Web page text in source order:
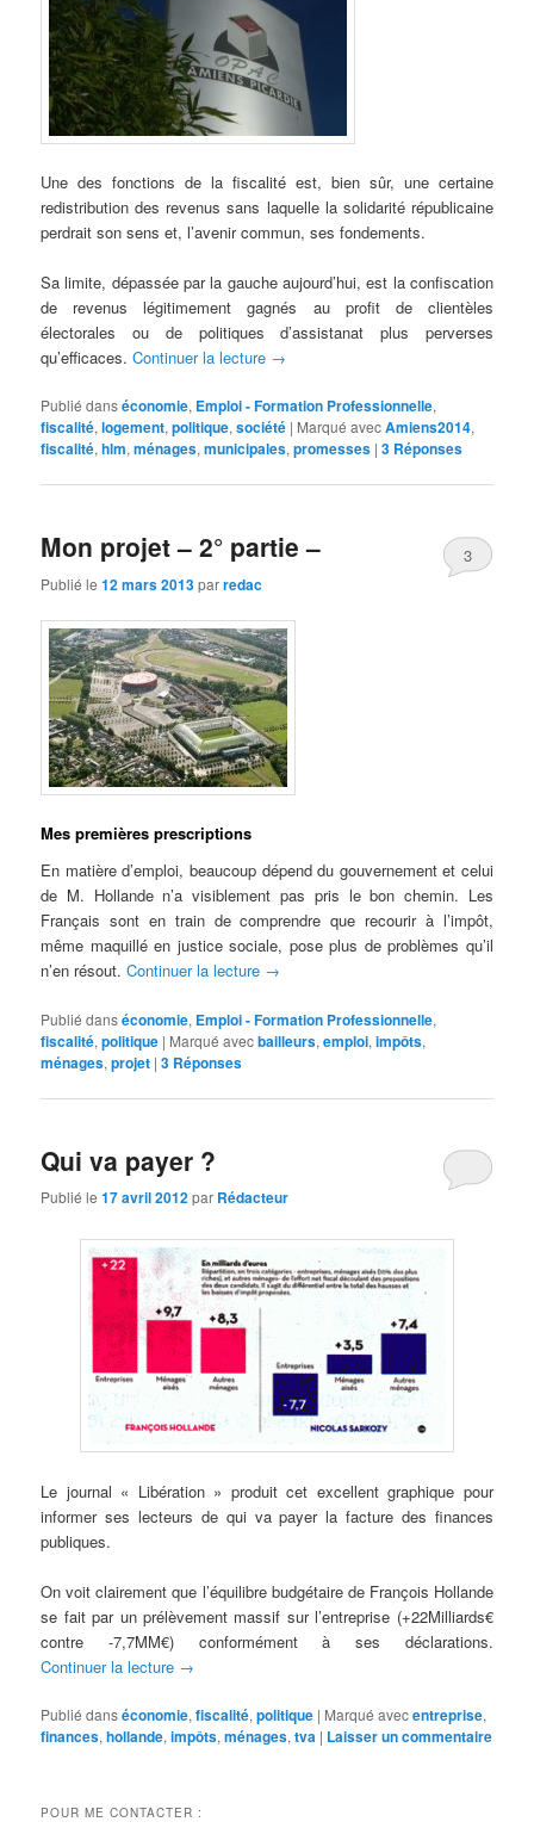
Une des fonctions de la fiscalité est, bien sûr, une certaine
redistribution des revenus sans laquelle la solidarité républicaine
perdrait son sens et, l’avenir commun, ses fondements.
Sa limite, dépassée par la gauche aujourd’hui, est la confiscation
de revenus légitimement gagnés au profit de clientèles
électorales ou de politiques d’assistanat plus perverses
qu’efficaces.Continuer la lecture →
Publié danséconomie, Emploi - Formation Professionnelle,
fiscalité,logement,politique,société | Marqué avecAmiens2014,
fiscalité,hlm,ménages,municipales,promesses |3 Réponses
Mon projet – 2° partie –
Publié le12 mars 2013parredac
3
Mes premières prescriptions
En matière d’emploi, beaucoup dépend du gouvernement et celui
de M. Hollande n’a visiblement pas pris le bon chemin. Les
Français sont en train de comprendre que recourir à l’impôt,
même maquillé en justice sociale, pose plus de problèmes qu’il
n’en résout.Continuer la lecture →
Publié danséconomie, Emploi - Formation Professionnelle,
fiscalité,politique | Marqué avecbailleurs,emploi,impôts,
ménages,projet |3 Réponses
Qui va payer ?
Publié le17 avril 2012par Rédacteur
Le journal « Libération » produit cet excellent graphique pour
informer ses lecteurs de qui va payer la facture des finances
publiques.
On voit clairement que l’équilibre budgétaire de François Hollande
se fait par un prélèvement massif sur l’entreprise (+22Milliards€
contre -7,7MM€) conformément à ses déclarations.
Continuer la lecture →
Publié danséconomie,fiscalité,politique | Marqué avecentreprise,
finances,hollande,impôts,ménages,tva | Laisser un commentaire
POUR ME CONTACTER :